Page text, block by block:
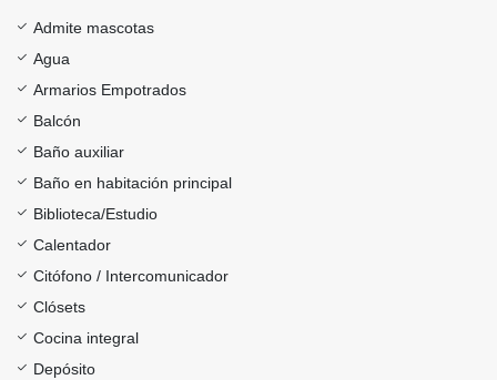
Admite mascotas
Agua
Armarios Empotrados
Balcón
Baño auxiliar
Baño en habitación principal
Biblioteca/Estudio
Calentador
Citófono / Intercomunicador
Clósets
Cocina integral
Depósito